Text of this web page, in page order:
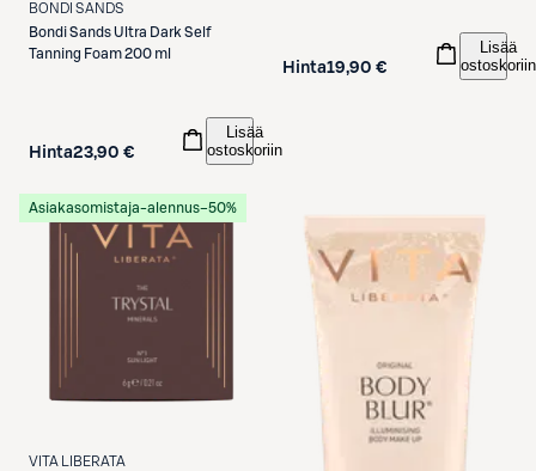
BONDI SANDS
Bondi SandsUltra Dark Self
Tanning Foam 200 ml
Hinta23,90 €
Lisää
ostoskoriin
Hinta19,90 €
Lisää
ostoskoriin
Asiakasomistaja-alennus−50%
VITA LIBERATA